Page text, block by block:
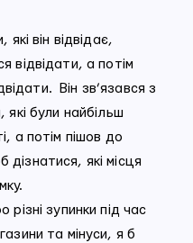
він відвідає,
відвідати, а потім
Він зв’язався з
були найбільш
а потім пішов до
які місця
різні зупинки під час
та мінуси, я б